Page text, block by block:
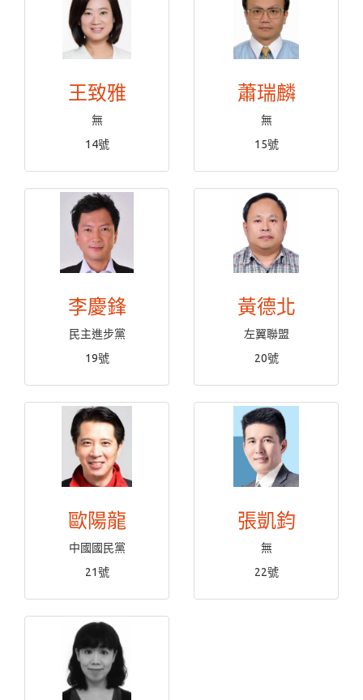
王致雅
無
14號
蕭瑞麟
無
15號
李慶鋒
民主進步黨
19號
黃德北
左翼聯盟
20號
歐陽龍
中國國民黨
21號
張凱鈞
無
22號